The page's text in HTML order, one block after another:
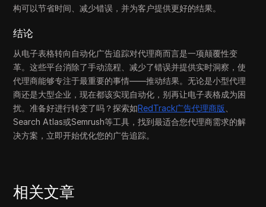
构可以节省时间、减少错误，并为客户提供更好的结果。
结论
从电子表格转向自动化广告追踪对代理商而言是一项颠覆性变
革。这些平台消除了手动流程、减少了错误并提供实时洞察，使
代理商能够专注于最重要的事情——推动结果。无论是小型代理
商还是大型企业，现在都该实现自动化，别再让电子表格成为困
扰。准备好进行转变了吗？探索如RedTrack广告代理商版
Search Atlas或Semrush等工具，找到最适合您代理商需求的解
决方案，立即开始优化您的广告追踪。
相关文章